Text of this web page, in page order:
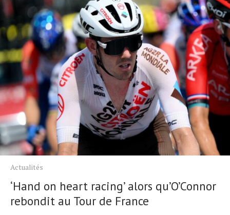
Actualités
‘Hand on heart racing’ alors qu’O’Connor
rebondit au Tour de France